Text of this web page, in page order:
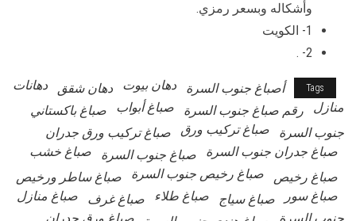
وأشكاله وبسعر رمزي.
1- الكويت
2- .
Tags أصباغ جنوب السرة دهان بيوت دهان شقق
دهانات
منازل
رقم صباغ جنوب السرة صباغ أبواب
صباغ باكستاني
جنوب السرة
صباغ تركيب ورق
صباغ تركيب ورق جدران
صباغ جدران جنوب السرة
صباغ جنوب السرة
صباغ خشب
صباغ رخيص
صباغ رخيص جنوب السرة
صباغ ساطر ورخيص
صباغ سور
صباغ سياج صباغ طلاء صباغ غرف
صباغ منازل